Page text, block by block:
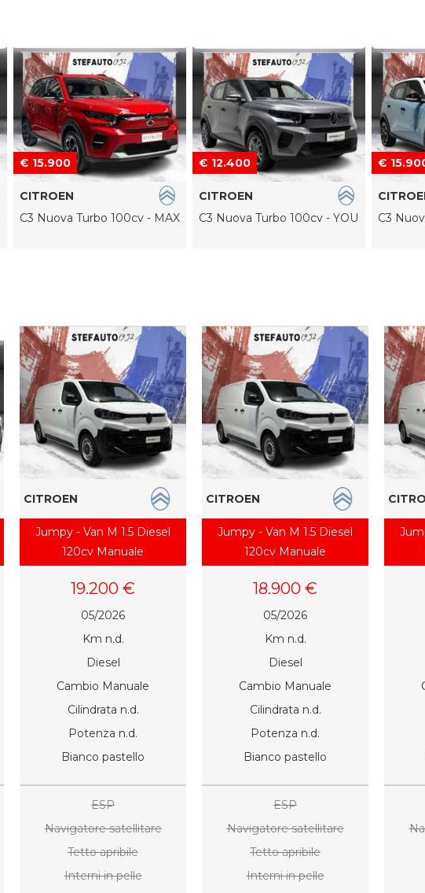
€ 15.900
CITROEN
C3 Nuova Turbo 100cv - MAX
€ 12.400
CITROEN
C3 Nuova Turbo 100cv - YOU
€
C3
CITROEN
Jumpy - Van M 1.5 Diesel
120cv Manuale
19.200 €
05/2026
Km n.d.
Diesel
Cambio Manuale
Cilindrata n.d.
Potenza n.d.
Bianco pastello
ESP
Navigatore satellitare
Tetto apribile
Interni in pelle
CITROEN
Jumpy - Van M 1.5 Diesel
120cv Manuale
18.900 €
05/2026
Km n.d.
Diesel
Cambio Manuale
Cilindrata n.d.
Potenza n.d.
Bianco pastello
ESP
Navigatore satellitare
Tetto apribile
Interni in pelle